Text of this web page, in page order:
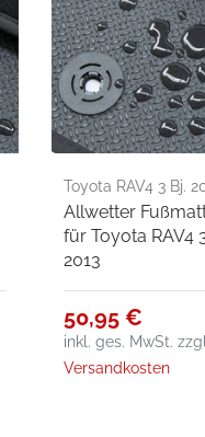
Toyota RAV4 3 Bj.
Allwetter
für Toyota RAV4
2013
50,95 €
inkl. ges. MwSt.
Versandkosten